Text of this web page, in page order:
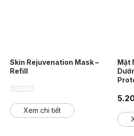
Skin Rejuvenation Mask –
Refill
Được
xếp
hạng
Xem chi tiết
Mặt